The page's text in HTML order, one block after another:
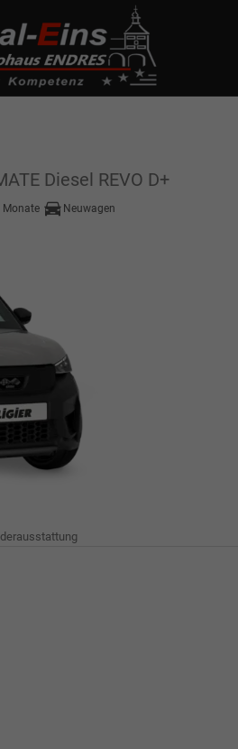
or value: selector1-aee-
Diesel REVO D+
Monate Neuwagen